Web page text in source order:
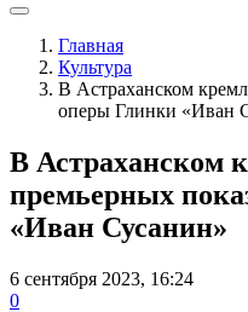
Главная
Культура
В Астраханском
оперы Глинки «Иван
В Астраханском
премьерных
«Иван Сусанин»
6 сентября 2023, 16:24
0